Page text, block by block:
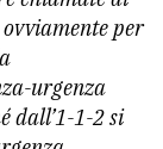
per
urgenza
dall’1-1-2 si